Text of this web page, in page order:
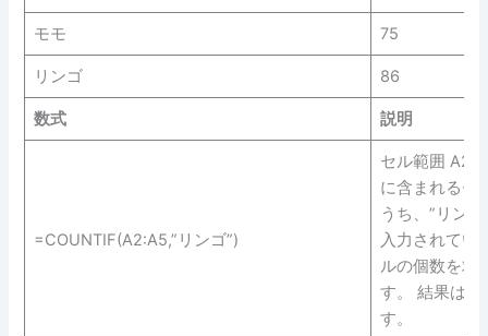
モモ 75
リンゴ 86
数式 説明
=COUNTIF(A2:A5,”リンゴ”)
セル範囲 A2
に含まれるセ
うち、”リンゴ
入力されてい
ルの個数を求
す。 結果は 2
す。